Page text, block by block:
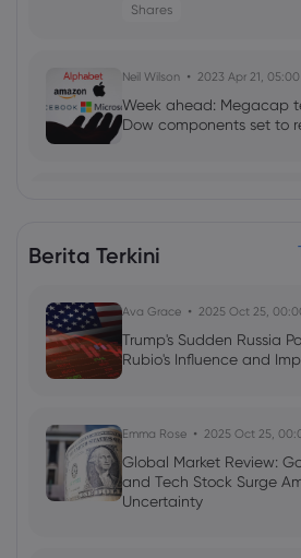
Shares
Neil Wilson 2023 Apr 21, 05:00
Week ahead: Megacap
Dow components set to
Fed Policy Route
Neil Wilson 2023 Jan 24,
Berita Terkini
Ava Grace 2025 Oct 25,
Trump's Sudden Russia
Rubio's Influence and
Emma Rose 2025 Oct 25,
Global Market Review:
and Tech Stock Surge
Uncertainty